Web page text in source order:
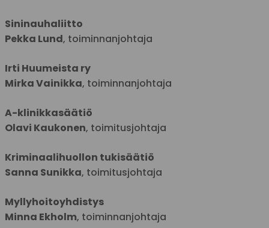
Sininauhaliitto
Pekka Lund, toiminnanjohtaja
Irti Huumeista ry
Mirka Vainikka, toiminnanjohtaja
A-klinikkasäätiö
Olavi Kaukonen, toimitusjohtaja
Kriminaalihuollon tukisäätiö
Sanna Sunikka, toimitusjohtaja
Myllyhoitoyhdistys
Minna Ekholm, toiminnanjohtaja